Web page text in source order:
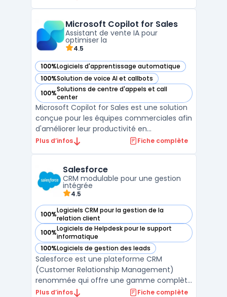
Les équipes métiers, impliquées dans la
gestion d ...
Microsoft Copilot for Sales
Assistant de vente IA pour
optimiser la
4.5
100%Logiciels d'apprentissage automatique
— voir Microsoft Copilot for Sales dans cette catégorie
100%Solution de voice AI et callbots
— voir Microsoft Copilot for Sales dans cette catégorie
100%Solutions de centre d'appels et call
center
— voir Microsoft Copilot for Sales dans cette catégorie
Microsoft Copilot for Sales est une solution
conçue pour les équipes commerciales afin
d'améliorer leur productivité en
automatisant les tâches répétitives et en
l'intelligence artificielle, permet de
centraliser les info ...
Plus d’infos Fiche complète
Salesforce
CRM modulable pour une gestion
intégrée
4.5
100%Logiciels CRM pour la gestion de la
relation client
— voir Salesforce dans cette catégorie
100%Logiciels de Helpdesk pour le support
informatique
— voir Salesforce dans cette catégorie
100%Logiciels de gestion des leads
— voir Salesforce dans cette catégorie
Salesforce est une plateforme CRM
(Customer Relationship Management)
renommée qui offre une gamme complète
de solutions pour la gestion des relations
Plus d’infos Fiche complète